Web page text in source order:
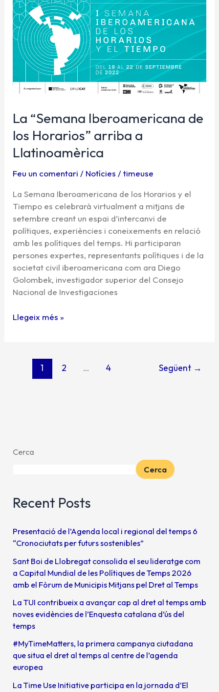
La “Semana Iberoamericana de
los Horarios” arriba a
Llatinoamèrica
Feu un comentari / Notícies /timeuse
La Semana Iberoamericana de los Horarios y el
Tiempo es celebrarà virtualment a mitjans de
setembre creant un espai d’intercanvi de
polítiques, experiències i coneixements en relació
amb les polítiques del temps. Hi participaran
persones expertes, representants polítiques i de la
societat civil iberoamericana com ara Diego
Golombek, investigador superior del Consejo
Nacional de Investigaciones
“Semana
Iberoamericana
de
los
Horarios”
arriba
a
Llatinoamèrica
Llegeix més »
1 2 … 4 Següent →
Cerca
Cerca
Recent Posts
Presentació de l’Agenda local i regional del temps 6
“Cronociutats per futurs sostenibles”
Sant Boi de Llobregat consolida el seu lideratge com
a Capital Mundial de les Polítiques de Temps 2026
amb el Fòrum de Municipis Mitjans pel Dret al Temps
La TUI contribueix a avançar cap al dret al temps amb
noves evidències de l’Enquesta catalana d’ús del
temps
#MyTimeMatters, la primera campanya ciutadana
que situa el dret al temps al centre de l’agenda
europea
La Time Use Initiative participa en la jornada d’El